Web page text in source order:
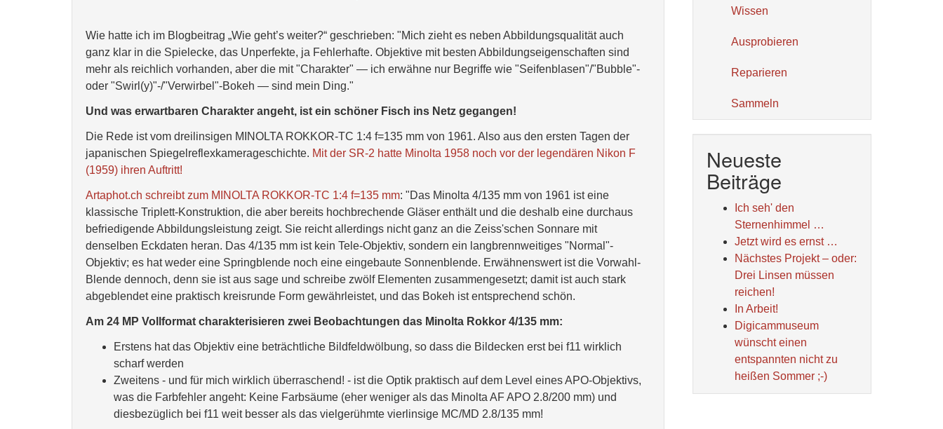
Wie hatte ich im Blogbeitrag „Wie geht’s weiter?“ geschrieben: "Mich zieht es neben Abbildungsqualität auch
ganz klar in die Spielecke, das Unperfekte, ja Fehlerhafte. Objektive mit besten Abbildungseigenschaften sind
mehr als reichlich vorhanden, aber die mit "Charakter" — ich erwähne nur Begriffe wie "Seifenblasen"/"Bubble"-
oder "Swirl(y)"-/"Verwirbel"-Bokeh — sind mein Ding."
Und was erwartbaren Charakter angeht, ist ein schöner Fisch ins Netz gegangen!
Die Rede ist vom dreilinsigen MINOLTA ROKKOR-TC 1:4 f=135 mm von 1961. Also aus den ersten Tagen der
japanischen Spiegelreflexkamerageschichte. Mit der SR-2 hatte Minolta 1958 noch vor der legendären Nikon F
(1959) ihren Auftritt!
Artaphot.ch schreibt zum MINOLTA ROKKOR-TC 1:4 f=135 mm: "Das Minolta 4/135 mm von 1961 ist eine
klassische Triplett-Konstruktion, die aber bereits hochbrechende Gläser enthält und die deshalb eine durchaus
befriedigende Abbildungsleistung zeigt. Sie reicht allerdings nicht ganz an die Zeiss'schen Sonnare mit
denselben Eckdaten heran. Das 4/135 mm ist kein Tele-Objektiv, sondern ein langbrennweitiges "Normal"-
Objektiv; es hat weder eine Springblende noch eine eingebaute Sonnenblende. Erwähnenswert ist die Vorwahl-
Blende dennoch, denn sie ist aus sage und schreibe zwölf Elementen zusammengesetzt; damit ist auch stark
abgeblendet eine praktisch kreisrunde Form gewährleistet, und das Bokeh ist entsprechend schön.
Am 24 MP Vollformat charakterisieren zwei Beobachtungen das Minolta Rokkor 4/135 mm:
Erstens hat das Objektiv eine beträchtliche Bildfeldwölbung, so dass die Bildecken erst bei f11 wirklich
scharf werden
Zweitens - und für mich wirklich überraschend! - ist die Optik praktisch auf dem Level eines APO-Objektivs,
was die Farbfehler angeht: Keine Farbsäume (eher weniger als das Minolta AF APO 2.8/200 mm) und
diesbezüglich bei f11 weit besser als das vielgerühmte vierlinsige MC/MD 2.8/135 mm!
Wissen
Ausprobieren
Reparieren
Sammeln
Neueste
Beiträge
Ich seh' den
Sternenhimmel …
Jetzt wird es ernst …
Nächstes Projekt – oder:
Drei Linsen müssen
reichen!
In Arbeit!
Digicammuseum
wünscht einen
entspannten nicht zu
heißen Sommer ;-)